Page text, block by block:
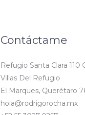
Contáctame
Refugio Santa Clara 110
Villas Del Refugio
El Marques, Querétaro
hola@rodrigorocha.mx